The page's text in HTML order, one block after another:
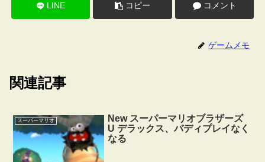
LINE コピー コメント
ゲームメモ
関連記事
スーパーマリオ
New スーパーマリオブラザーズ
U デラックス、バディプレイなく
なる